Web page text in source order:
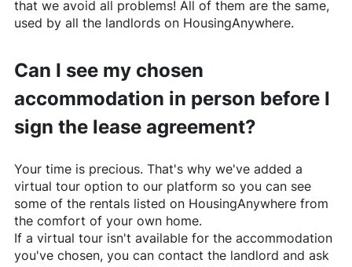
that we avoid all problems! All of them are the same,
used by all the landlords on HousingAnywhere.
Can I see my chosen
accommodation in person before I
sign the lease agreement?
Your time is precious. That's why we've added a
virtual tour option to our platform so you can see
some of the rentals listed on HousingAnywhere from
the comfort of your own home.
If a virtual tour isn't available for the accommodation
you've chosen, you can contact the landlord and ask